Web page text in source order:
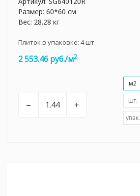
Размер: 60*60 см
Вес: 28.28 кг
Плиток в упаковке: 4шт
2 553.46 руб./м2
– +
м2
шт.
упак.